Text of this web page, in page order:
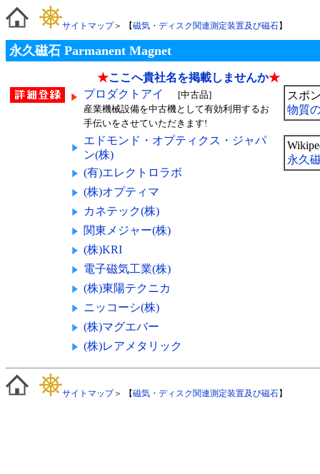
サイトマップ＞ 【磁気・ディスク関連測定装置及び磁石】
永久磁石 Parmanent Magnet
★ここへ貴社名を掲載しませんか★
プロダクトアイ
[中古品]
産業機械設備を中古機として有効利用するお
手伝いをさせていただきます!
エドモンド・オプティクス・ジャパ
ン(株)
(有)エレクトロラボ
(株)オプティマ
カネテック(株)
関東メジャー(株)
(株)KRI
電子磁気工業(株)
(株)東陽テクニカ
ニッコーシ(株)
(株)マグエバー
(株)レアメタリック
スポ
物質
永久
サイトマップ＞ 【磁気・ディスク関連測定装置及び磁石】